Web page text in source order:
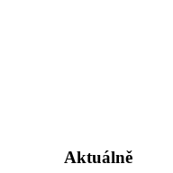
Aktuálně